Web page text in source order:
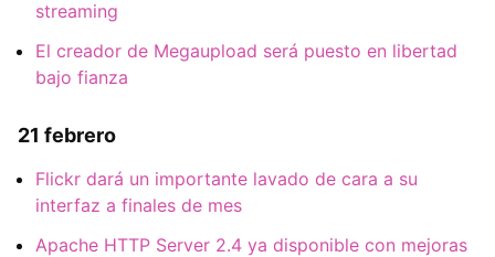
streaming
El creador de Megaupload será puesto en libertad
bajo fianza
21 febrero
Flickr dará un importante lavado de cara a su
interfaz a finales de mes
Apache HTTP Server 2.4 ya disponible con mejoras